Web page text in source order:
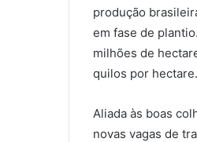
produção
em fase de
milhões de
quilos por hectare.
Aliada às boas
novas vagas de